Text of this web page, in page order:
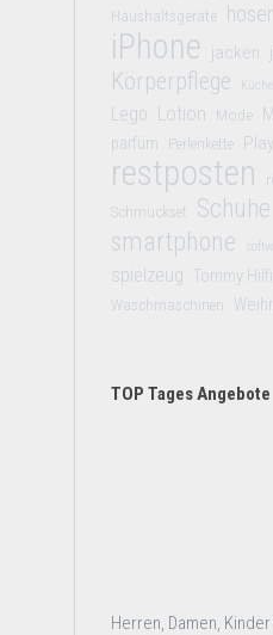
Haushaltsgeräte
iPhone jacken
Körperpflege
Lego Lotion Mode
parfüm
Perlenkette
restposten
Schmuckset Schuhe
smartphone
spielzeug Tommy
Waschmaschinen
TOP Tages Angebote
Herren, Damen,